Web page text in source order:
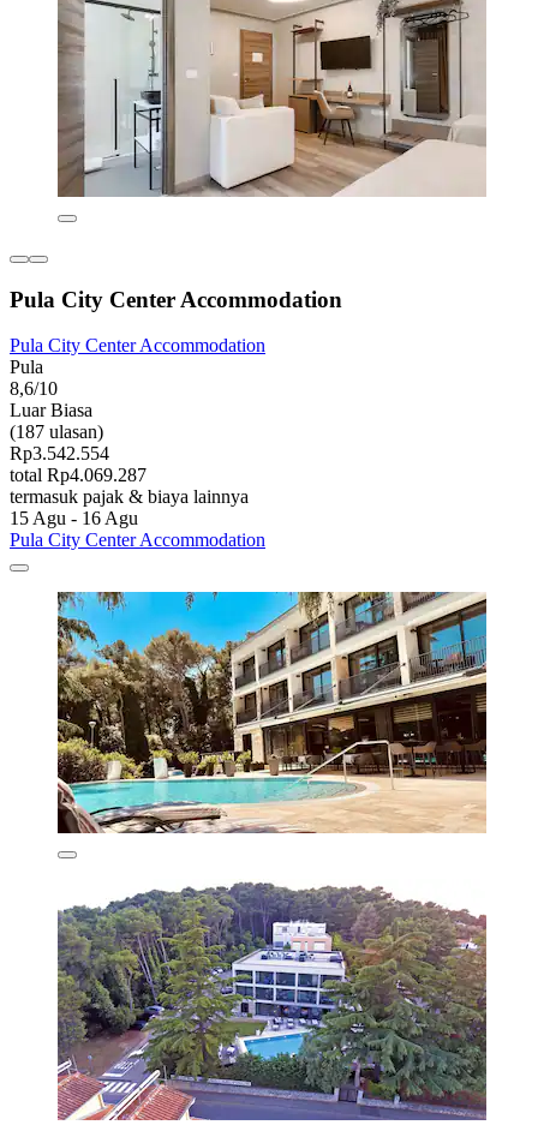
Pula City Center Accommodation
Pula City Center Accommodation
Pula
8,6/10
Luar Biasa
(187 ulasan)
Rp3.542.554
total Rp4.069.287
termasuk pajak & biaya lainnya
15 Agu - 16 Agu
Pula City Center Accommodation